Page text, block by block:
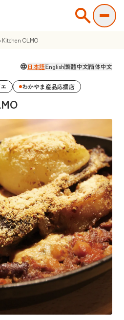
search
OLMO
language日本語English繁體中文簡体中文
わかやま産品応援店